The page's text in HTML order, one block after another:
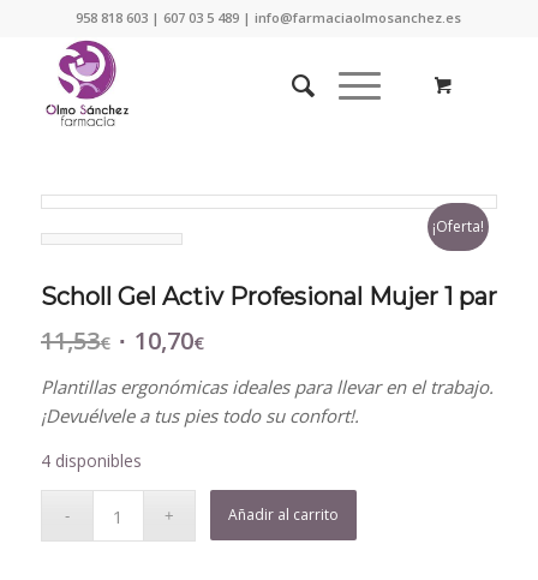
958 818 603 | 607 03 5 489 | info@farmaciaolmosanchez.es
¡Oferta!
Scholl Gel Activ Profesional Mujer 1 par
11,53€ El
original
era:
11,53€.
10,70€El
actual
es:
Plantillas ergonómicas ideales para llevar en el trabajo.
¡Devuélvele a tus pies todo su confort!.
4 disponibles
Añadir al carrito